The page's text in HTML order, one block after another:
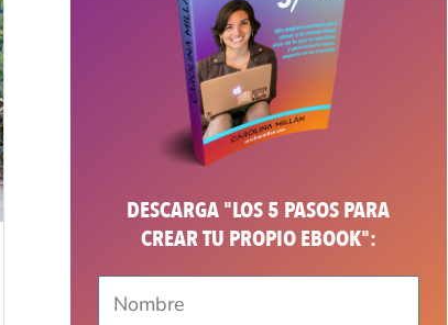
DESCARGA "LOS 5 PASOS PARA
CREAR TU PROPIO EBOOK":